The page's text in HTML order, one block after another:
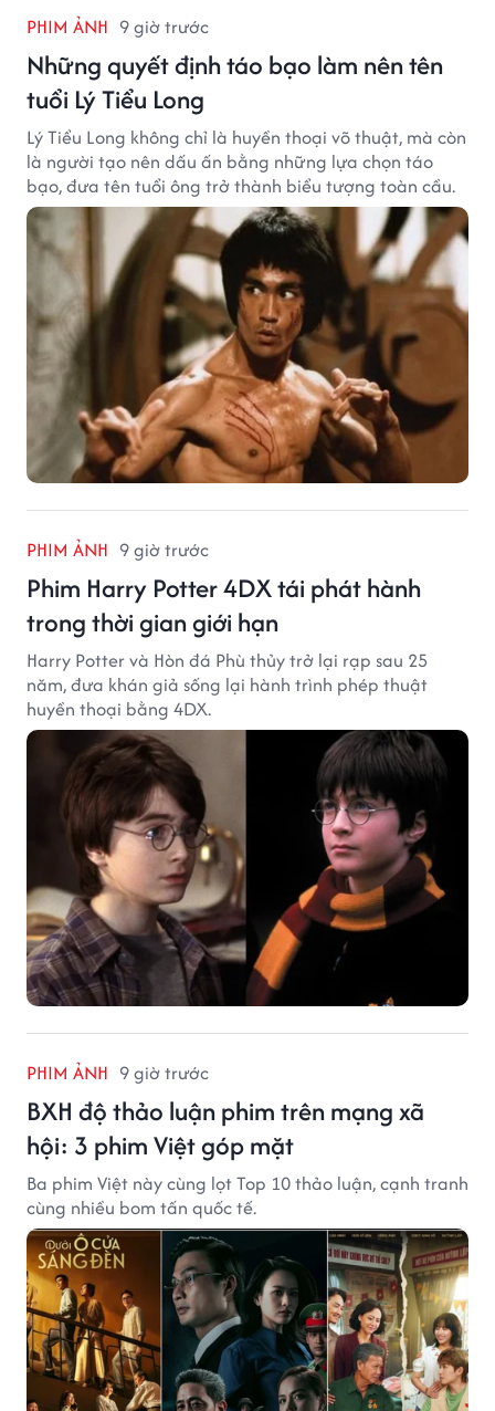
PHIM ẢNH 9 giờ trước
Những quyết định táo bạo làm nên tên
tuổi Lý Tiểu Long
Lý Tiểu Long không chỉ là huyền thoại võ thuật, mà còn
là người tạo nên dấu ấn bằng những lựa chọn táo
bạo, đưa tên tuổi ông trở thành biểu tượng toàn cầu.
PHIM ẢNH 9 giờ trước
Phim Harry Potter 4DX tái phát hành
trong thời gian giới hạn
Harry Potter và Hòn đá Phù thủy trở lại rạp sau 25
năm, đưa khán giả sống lại hành trình phép thuật
huyền thoại bằng 4DX.
PHIM ẢNH 9 giờ trước
BXH độ thảo luận phim trên mạng xã
hội: 3 phim Việt góp mặt
Ba phim Việt này cùng lọt Top 10 thảo luận, cạnh tranh
cùng nhiều bom tấn quốc tế.